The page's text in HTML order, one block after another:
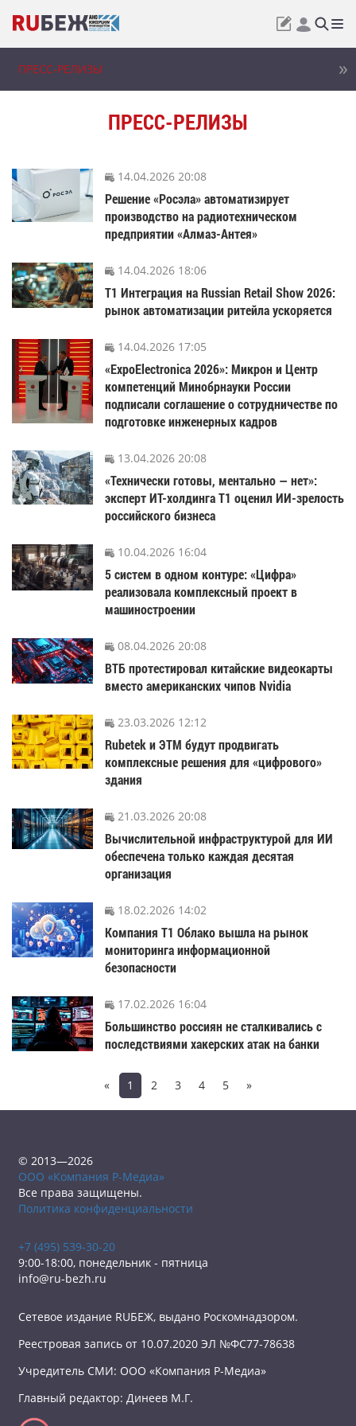
ПРЕСС-РЕЛИЗЫ
ПРЕСС-РЕЛИЗЫ
14.04.2026 20:08
Решение «Росэла» автоматизирует
производство на радиотехническом
предприятии «Алмаз-Антея»
14.04.2026 18:06
Т1 Интеграция на Russian Retail Show 2026:
рынок автоматизации ритейла ускоряется
14.04.2026 17:05
«ExpoElectronica 2026»: Микрон и Центр
компетенций Минобрнауки России
подписали соглашение о сотрудничестве по
подготовке инженерных кадров
13.04.2026 20:08
«Технически готовы, ментально — нет»:
эксперт ИТ-холдинга Т1 оценил ИИ-зрелость
российского бизнеса
10.04.2026 16:04
5 систем в одном контуре: «Цифра»
реализовала комплексный проект в
машиностроении
08.04.2026 20:08
ВТБ протестировал китайские видеокарты
вместо американских чипов Nvidia
23.03.2026 12:12
Rubetek и ЭТМ будут продвигать
комплексные решения для «цифрового»
здания
21.03.2026 20:08
Вычислительной инфраструктурой для ИИ
обеспечена только каждая десятая
организация
18.02.2026 14:02
Компания Т1 Облако вышла на рынок
мониторинга информационной
безопасности
17.02.2026 16:04
Большинство россиян не сталкивались с
последствиями хакерских атак на банки
« 1 2 3 4 5 »
© 2013—2026
ООО «Компания Р-Медиа»
Все права защищены.
Политика конфиденциальности
+7 (495) 539-30-20
9:00-18:00, понедельник - пятница
info@ru-bezh.ru
Сетевое издание RUБЕЖ, выдано Роскомнадзором.
Реестровая запись от 10.07.2020 ЭЛ №ФС77-78638
Учредитель СМИ: ООО «Компания Р-Медиа»
Главный редактор: Динеев М.Г.